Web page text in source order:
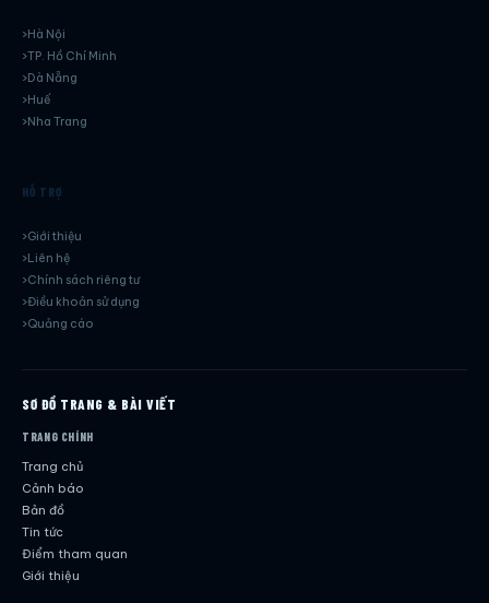
Hà Nội
TP. Hồ Chí Minh
Dà Nẵng
Huế
Nha Trang
HỖ TRỢ
Giới thiệu
Liên hệ
Chính sách riêng tư
Điều khoản sử dụng
Quảng cáo
SƠ ĐỒ TRANG & BÀI VIẾT
TRANG CHÍNH
Trang chủ
Cảnh báo
Bản đồ
Tin tức
Điểm tham quan
Giới thiệu